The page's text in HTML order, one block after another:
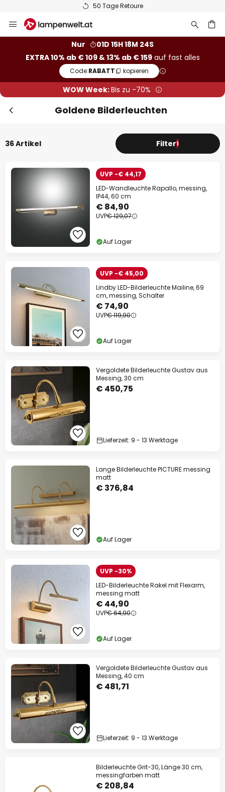
50 Tage Retoure
Inhalt
Nur
01D 15H 18M 23S
EXTRA 10% ab € 109 & 13% ab € 159auf fast alles
Code:RABATT kopieren
WOW Week:Bis zu -70%
Goldene Bilderleuchten
36 Artikel Filter1
UVP -€ 44,17
LED-Wandleuchte Rapallo, messing,
IP44, 60 cm
€ 84,90
UVP€ 129,07
Auf Lager
UVP -€ 45,00
Lindby LED-Bilderleuchte Mailine, 69
cm, messing, Schalter
€ 74,90
UVP€ 119,90
Auf Lager
Vergoldete Bilderleuchte Gustav aus
Messing, 30 cm
€ 450,75
Lieferzeit: 9 - 13 Werktage
Lange Bilderleuchte PICTURE messing
matt
€ 376,84
Auf Lager
UVP -30%
LED-Bilderleuchte Rakel mit Flexarm,
messing matt
€ 44,90
UVP€ 64,90
Auf Lager
Vergoldete Bilderleuchte Gustav aus
Messing, 40 cm
€ 481,71
Lieferzeit: 9 - 13 Werktage
Bilderleuchte Grit-30, Länge 30 cm,
messingfarben matt
€ 208,84
Extra-Rabatt
10% Rabattab € 109
13% Rabattab € 159
auf fast alles*
Ihr Code:RABATT kopieren
Jetzt einlösen
*Ausgenommene Hersteller